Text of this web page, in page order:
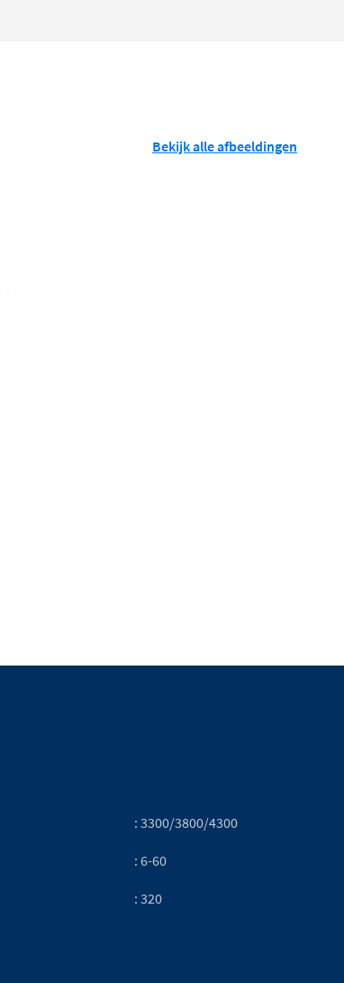
Bekijk alle afbeeldingen
: 3300/3800/4300
: 6-60
: 320